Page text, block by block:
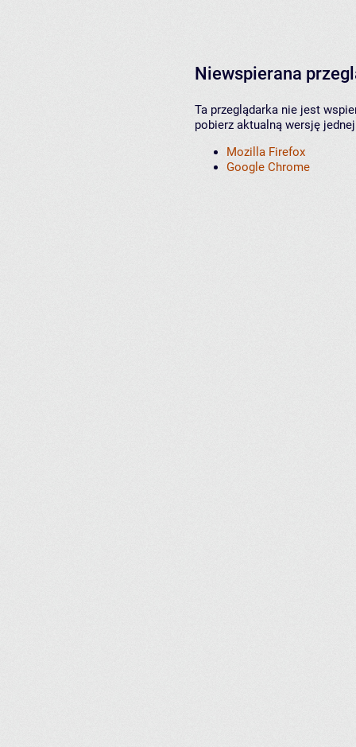
Niewspierana
Ta przeglądarka nie jest
pobierz aktualną wersję
Mozilla Firefox
Google Chrome